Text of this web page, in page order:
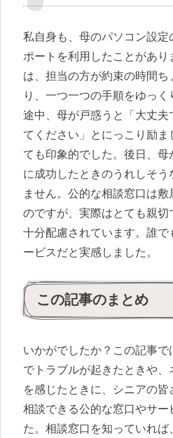
私自身も、母のパソコン設定
ポートを利用したことがあり
は、担当の方が約束の時間ち
り、一つ一つの手順をゆっく
途中、母が戸惑うと「大丈夫
てください」とにっこり励ま
ても印象的でした。後日、
に成功したときのうれしそ
ません。公的な相談窓口は
のですが、実際はとても親切
十分配慮されています。誰で
ービスだと実感しました。
この記事のまとめ
いかがでしたか？この記事
でトラブルが起きたときや
を感じたときに、シニアの
相談できる公的な窓口やサー
た。相談窓口を知っていれ